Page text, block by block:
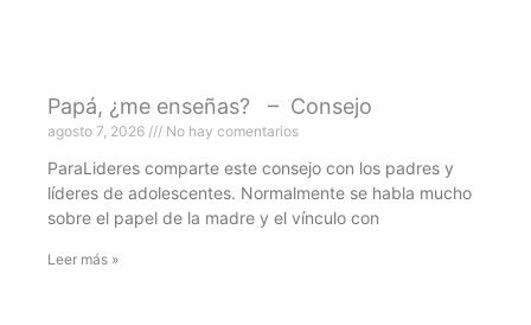
Papá, ¿me enseñas? – Consejo
agosto 7, 2026 No hay comentarios
ParaLideres comparte este consejo con los padres y
líderes de adolescentes. Normalmente se habla mucho
sobre el papel de la madre y el vínculo con
Leer más »